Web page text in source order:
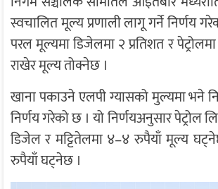
स्वचालित मूल्य प्रणाली लागू गर्ने निर्णय
परल मूल्यमा डिजेलमा २ प्रतिशत र
राखेर मूल्य तोक्नेछ ।
खाना पकाउने एलपी ग्यासको मुल्यमा भने
निर्णय गरेको छ । यो निर्णयअनुसार पेट्रोल
डिजेल र मट्टितेलमा ४–४ रुपैयाँ मूल्य
रुपैयाँ घट्नेछ ।